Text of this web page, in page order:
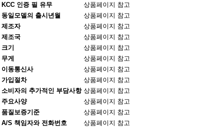
KCC 인증 필 유무
상품페이지 참고
동일모델의 출시년월
상품페이지 참고
제조자
상품페이지 참고
제조국
상품페이지 참고
크기
상품페이지 참고
무게
상품페이지 참고
이동통신사
상품페이지 참고
가입절차
상품페이지 참고
소비자의 추가적인 부담사항 상품페이지 참고
주요사양
상품페이지 참고
품질보증기준
상품페이지 참고
A/S 책임자와 전화번호
상품페이지 참고